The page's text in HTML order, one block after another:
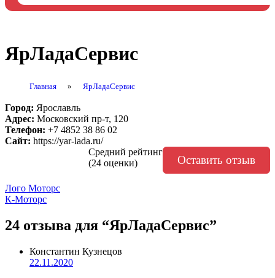
ЯрЛадаСервис
Главная » ЯрЛадаСервис
Город: Ярославль
Адрес: Московский пр-т, 120
Телефон: +7 4852 38 86 02
Сайт: https://yar-lada.ru/
Средний рейтинг
(24 оценки)
Оставить отзыв
Навигация
по
записям
Лого Моторс
К-Моторс
24 отзыва для “ЯрЛадаСервис”
Константин Кузнецов
22.11.2020